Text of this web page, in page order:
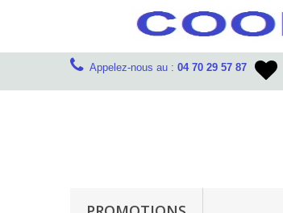
Appelez-nous au : 04 70 29 57 87